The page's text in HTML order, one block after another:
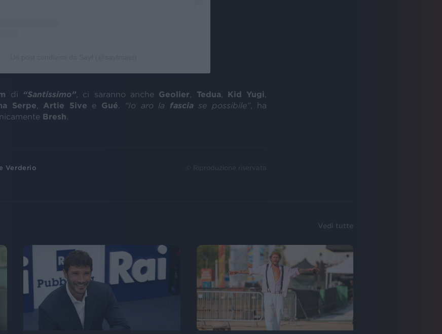
di “Santissimo” , ci saranno anche Geolier Tedua Kid Yugi
Serpe Artie 5ive e Gué “Io aro la fasciase possibile”, ha
Bresh
Verderio © Riproduzione riservata
Vedi tutte